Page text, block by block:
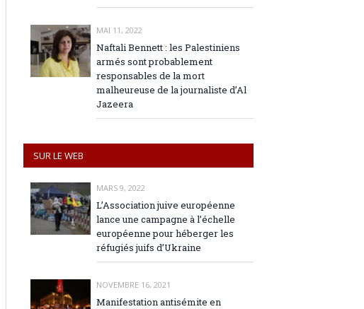
MAI 11, 2022
Naftali Bennett : les Palestiniens
armés sont probablement
responsables de la mort
malheureuse de la journaliste d’Al
Jazeera
SUR LE WEB
MARS 9, 2022
L’Association juive européenne
lance une campagne à l’échelle
européenne pour héberger les
réfugiés juifs d’Ukraine
NOVEMBRE 16, 2021
Manifestation antisémite en